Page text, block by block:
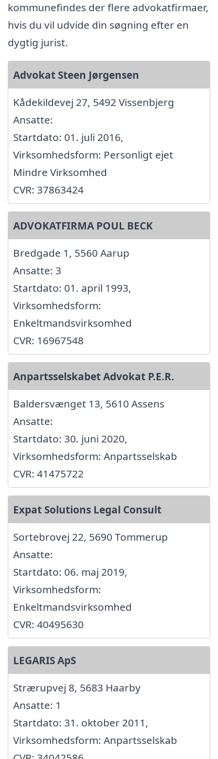
kommunefindes der flere advokatfirmaer,
hvis du vil udvide din søgning efter en
dygtig jurist.
Advokat Steen Jørgensen
Kådekildevej 27, 5492 Vissenbjerg
Ansatte:
Startdato: 01. juli 2016,
Virksomhedsform: Personligt ejet
Mindre Virksomhed
CVR: 37863424
ADVOKATFIRMA POUL BECK
Bredgade 1, 5560 Aarup
Ansatte: 3
Startdato: 01. april 1993,
Virksomhedsform:
Enkeltmandsvirksomhed
CVR: 16967548
Anpartsselskabet Advokat P.E.R.
Baldersvænget 13, 5610 Assens
Ansatte:
Startdato: 30. juni 2020,
Virksomhedsform: Anpartsselskab
CVR: 41475722
Expat Solutions Legal Consult
Sortebrovej 22, 5690 Tommerup
Ansatte:
Startdato: 06. maj 2019,
Virksomhedsform:
Enkeltmandsvirksomhed
CVR: 40495630
LEGARIS ApS
Strærupvej 8, 5683 Haarby
Ansatte: 1
Startdato: 31. oktober 2011,
Virksomhedsform: Anpartsselskab